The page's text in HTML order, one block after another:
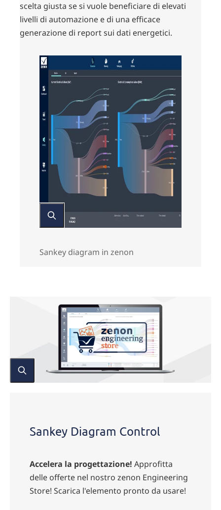
scelta giusta se si vuole beneficiare di elevati
livelli di automazione e di una efficace
generazione di report sui dati energetici.
Sankey diagram in zenon
Sankey Diagram Control
Accelera la progettazione! Approfitta
delle offerte nel nostro zenon Engineering
Store! Scarica l'elemento pronto da usare!